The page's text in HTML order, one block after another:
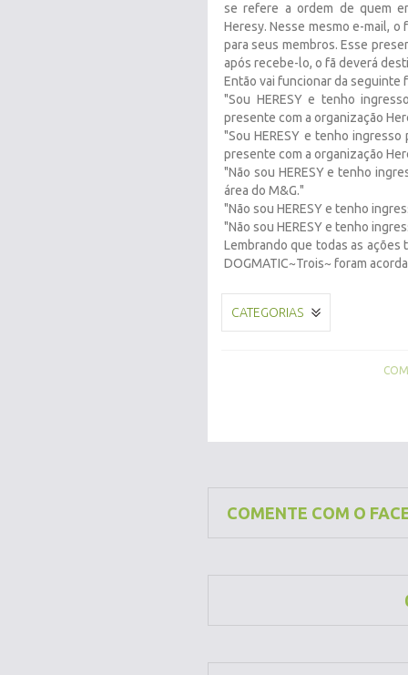
se refere a ordem de quem
Heresy. Nesse mesmo e-mail, o
para seus membros. Esse
após recebe-lo, o fã deverá
Então vai funcionar da seguinte
"Sou HERESY e tenho
presente com a organização
"Sou HERESY e tenho
presente com a organização
"Não sou HERESY e tenho
área do M&G."
"Não sou HERESY e tenho
"Não sou HERESY e tenho
Lembrando que todas as ações
DOGMATIC~Trois~ foram
CATEGORIAS
COMENTE COM O